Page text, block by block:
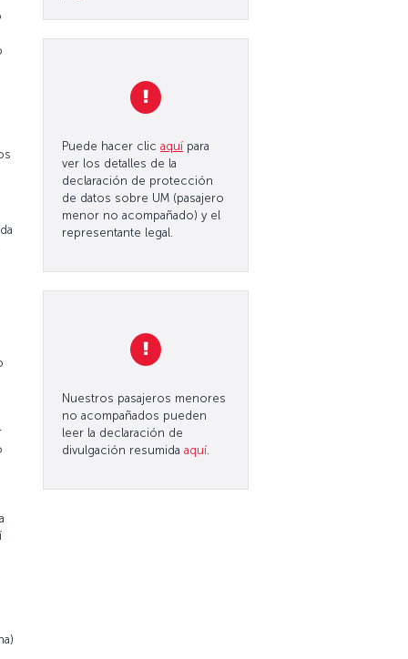
Puede hacer clic aquí para
ver los detalles de la
declaración de protección
de datos sobre UM (pasajero
menor no acompañado) y el
representante legal.
Nuestros pasajeros menores
no acompañados pueden
leer la declaración de
divulgación resumida aquí.